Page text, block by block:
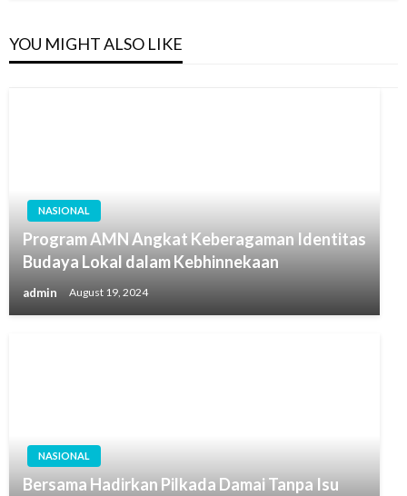
YOU MIGHT ALSO LIKE
NASIONAL
Program AMN Angkat Keberagaman Identitas
Budaya Lokal dalam Kebhinnekaan
admin August 19, 2024
NASIONAL
Bersama Hadirkan Pilkada Damai Tanpa Isu